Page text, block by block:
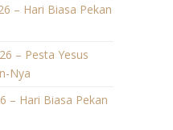
– Hari Biasa Pekan
– Pesta Yesus
Nya
– Hari Biasa Pekan